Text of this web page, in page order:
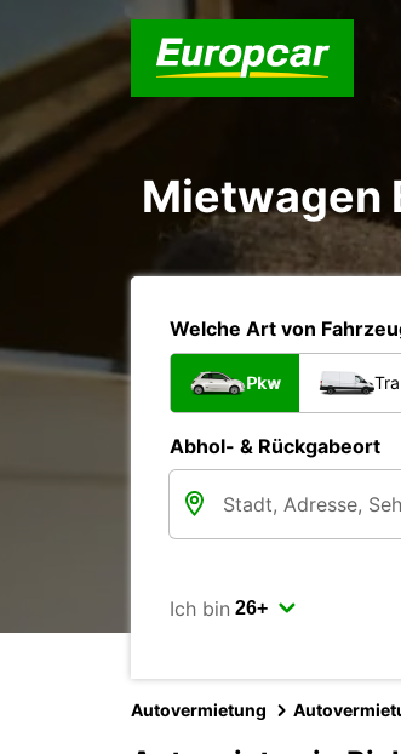
Mietwagen
Welche Art von
Pkw
Abhol- & Rückgabeort
Ich bin
Autovermietung